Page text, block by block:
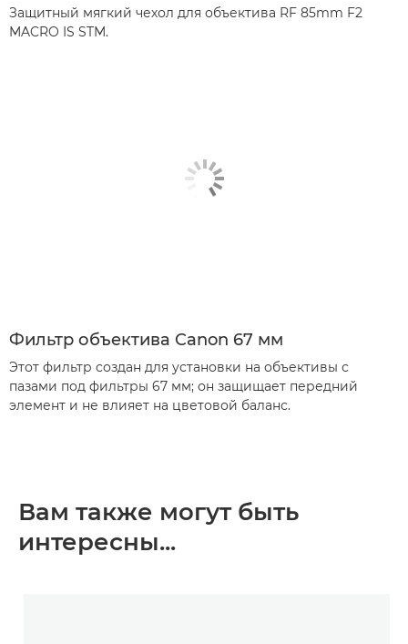
Защитный мягкий чехол для объектива RF 85mm F2
MACRO IS STM.
Фильтр объектива Canon 67 мм
Этот фильтр создан для установки на объективы с
пазами под фильтры 67 мм; он защищает передний
элемент и не влияет на цветовой баланс.
Вам также могут быть
интересны...